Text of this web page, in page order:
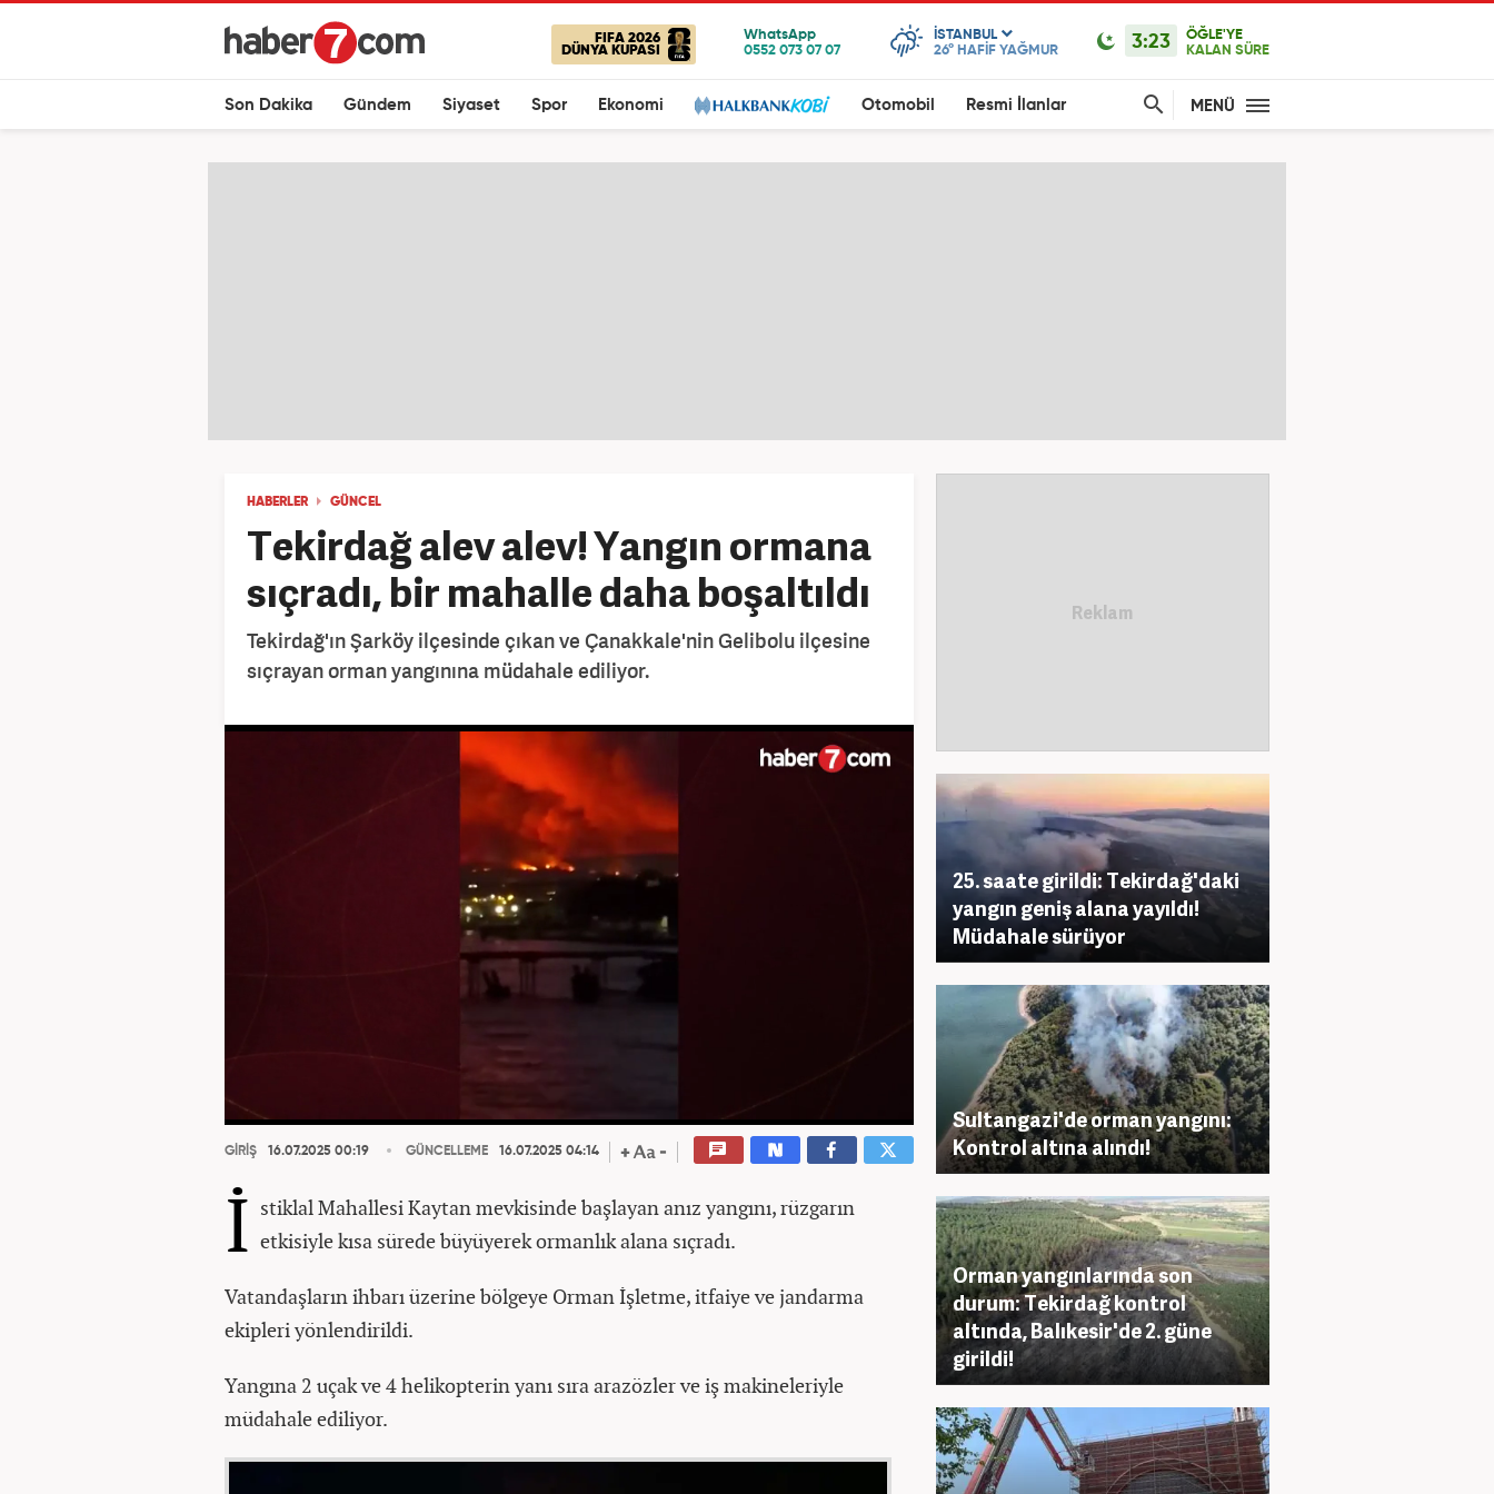
FIFA 2026
DÜNYA KUPASI
ISTANBUL
26° HAFİF YAĞMUR 3:23
ÖĞLE'YE
KALAN SÜRE
Son Dakika Gündem Siyaset Spor Ekonomi Otomobil Resmi İlanlar MENÜ
HABERLER GÜNCEL
Tekirdağ alev alev! Yangın ormana
sıçradı, bir mahalle daha boşaltıldı
Tekirdağ'ın Şarköy ilçesinde çıkan ve Çanakkale'nin Gelibolu ilçesine
sıçrayan orman yangınına müdahale ediliyor.
GİRİŞ 16.07.2025 00:19 GÜNCELLEME 16.07.2025 04:14
İ stiklal Mahallesi Kaytan mevkisinde başlayan anız yangını, rüzgarın
etkisiyle kısa sürede büyüyerek ormanlık alana sıçradı.
Vatandaşların ihbarı üzerine bölgeye Orman İşletme, itfaiye ve jandarma
ekipleri yönlendirildi.
Yangına 2 uçak ve 4 helikopterin yanı sıra arazözler ve iş makineleriyle
müdahale ediliyor.
25. saate girildi: Tekirdağ'daki
yangın geniş alana yayıldı!
Müdahale sürüyor
Sultangazi'de orman yangını:
Kontrol altına alındı!
Orman yangınlarında son
durum: Tekirdağ kontrol
altında, Balıkesir'de 2. güne
girildi!